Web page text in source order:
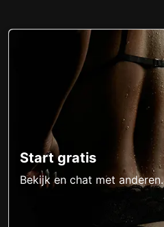
Start gratis
Bekijk en chat met anderen.